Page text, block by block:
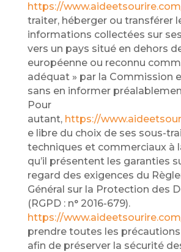
https://
traiter, héberger ou transférer
informations collectées sur
vers un pays situé en dehors
européenne ou reconnu
adéquat » par la Commission
sans en informer
Pour
autant, https://
e libre du choix de ses sous-
techniques et commerciaux à
qu’il présentent les garanties
regard des exigences du
Général sur la Protection des
(RGPD : n° 2016-679).
https://
prendre toutes les
afin de préserver la sécurité